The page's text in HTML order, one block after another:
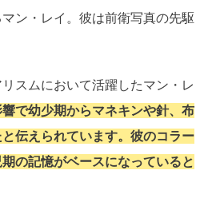
ン・レイ。彼は前衛写真の先駆
スムにおいて活躍したマン・レ
で幼少期からマネキンや針、布
伝えられています。彼のコラー
の記憶がベースになっていると